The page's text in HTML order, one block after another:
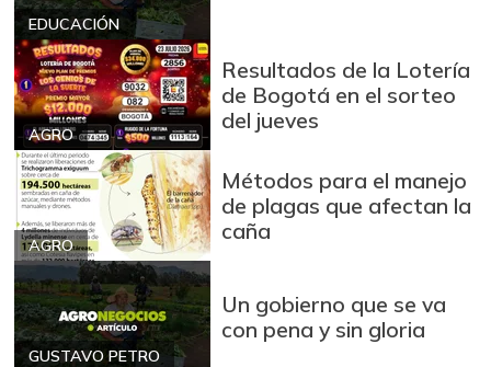
EDUCACIÓN
AGRO
Resultados de la Lotería
de Bogotá en el sorteo
del jueves
AGRO
Métodos para el manejo
de plagas que afectan la
caña
GUSTAVO PETRO
Un gobierno que se va
con pena y sin gloria